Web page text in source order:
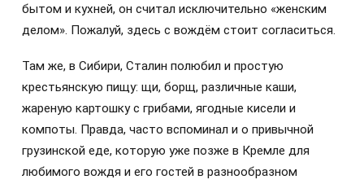
бытом и кухней, он считал исключительно «женским
делом». Пожалуй, здесь с вождём стоит согласиться.
Там же, в Сибири, Сталин полюбил и простую
крестьянскую пищу: щи, борщ, различные каши,
жареную картошку с грибами, ягодные кисели и
компоты. Правда, часто вспоминал и о привычной
грузинской еде, которую уже позже в Кремле для
любимого вождя и его гостей в разнообразном